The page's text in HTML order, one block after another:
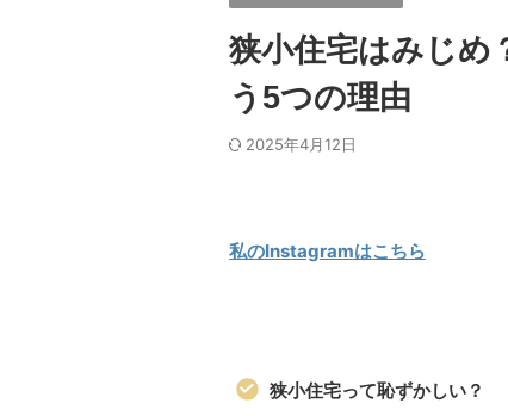
狭小住宅はみじめ
う5つの理由
2025年4月12日
私のInstagramはこちら
狭小住宅って恥ずかしい？